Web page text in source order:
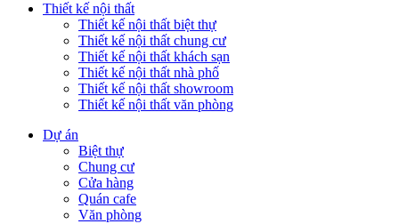
Thiết kế nội thất
Thiết kế nội thất biệt thự
Thiết kế nội thất chung cư
Thiết kế nội thất khách sạn
Thiết kế nội thất nhà phố
Thiết kế nội thất showroom
Thiết kế nội thất văn phòng
Dự án
Biệt thự
Chung cư
Cửa hàng
Quán cafe
Văn phòng